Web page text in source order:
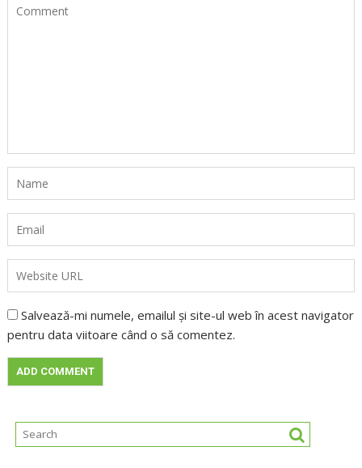
Salvează-mi numele, emailul și site-ul web în acest navigator
pentru data viitoare când o să comentez.